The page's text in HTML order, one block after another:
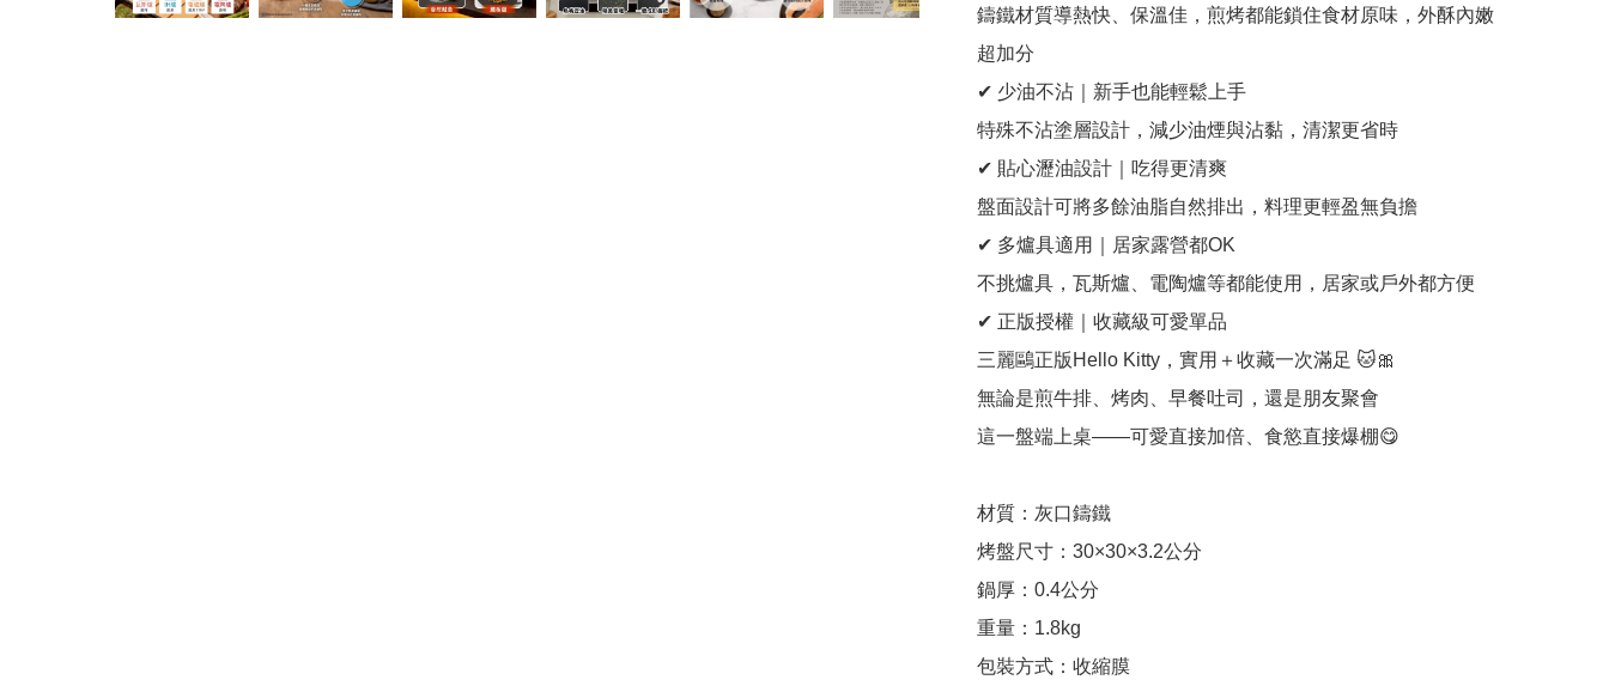
鑄鐵材質導熱快、保溫佳，煎烤都能鎖住食材原味，外酥內嫩
超加分
✔ 少油不沾｜新手也能輕鬆上手
特殊不沾塗層設計，減少油煙與沾黏，清潔更省時
✔ 貼心瀝油設計｜吃得更清爽
盤面設計可將多餘油脂自然排出，料理更輕盈無負擔
✔ 多爐具適用｜居家露營都OK
不挑爐具，瓦斯爐、電陶爐等都能使用，居家或戶外都方便
✔ 正版授權｜收藏級可愛單品
三麗鷗正版Hello Kitty，實用＋收藏一次滿足 🐱🎀
無論是煎牛排、烤肉、早餐吐司，還是朋友聚會
這一盤端上桌——可愛直接加倍、食慾直接爆棚😋
材質：灰口鑄鐵
烤盤尺寸：30×30×3.2公分
鍋厚：0.4公分
重量：1.8kg
包裝方式：收縮膜